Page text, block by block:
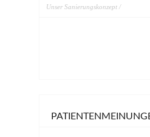
Unser Sanierungskonzept /